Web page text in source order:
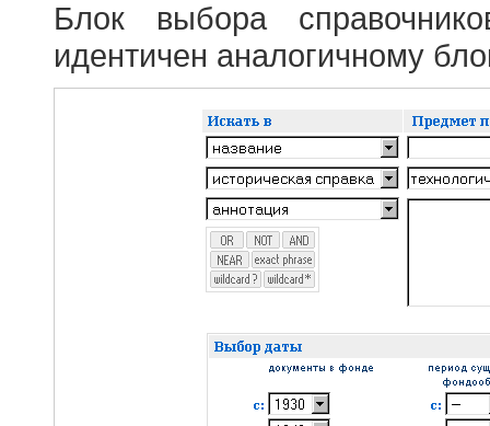
Блок выбора
идентичен аналогичному